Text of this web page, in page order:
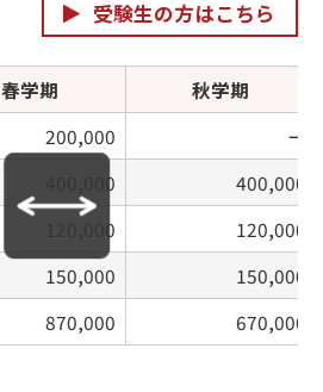
受験生の方はこちら
春学期
秋学期
200,000
ー
400,000
400,000
120,000
120,000
150,000
150,000
870,000 670,000